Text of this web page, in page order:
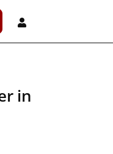
in